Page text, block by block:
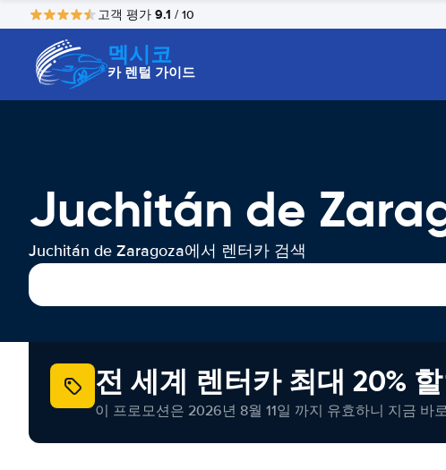
고객 평가 9.1 / 10
멕시코
카 렌털 가이드
Juchitán de
Juchitán de Zaragoza에서 렌터카 검색
전 세계 렌터카 최대 20%
이 프로모션은 2026년 8월 11일 까지 유효하니 지금 바